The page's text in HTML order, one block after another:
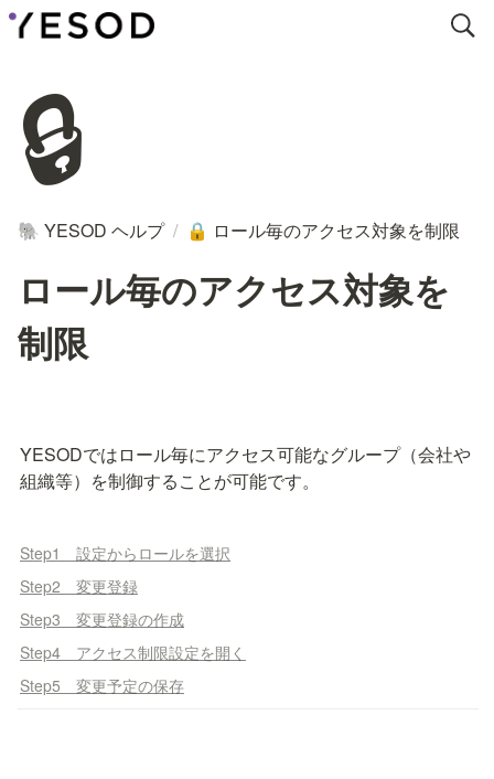
🔒
🐘 YESOD ヘルプ / 🔒 ロール毎のアクセス対象を制限
ロール毎のアクセス対象を
制限
YESODではロール毎にアクセス可能なグループ（会社や
組織等）を制御することが可能です。
Step1 設定からロールを選択
Step2 変更登録
Step3 変更登録の作成
Step4 アクセス制限設定を開く
Step5 変更予定の保存